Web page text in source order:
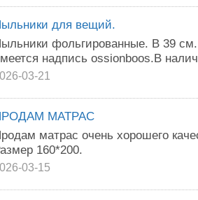
для вещий.
фольгированные. В 39
надпись ossionboos.В
03-21
МАТРАС
матрас очень хорошего
160*200.
03-15